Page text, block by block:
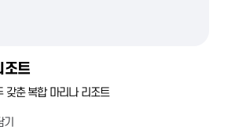
조트
갖춘 복합 마리나 리조트